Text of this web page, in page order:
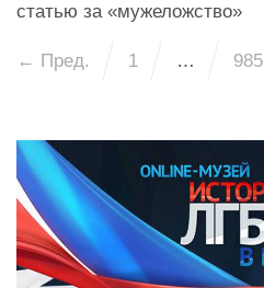
статью за «мужеложство»
← Пред. 1 … 985